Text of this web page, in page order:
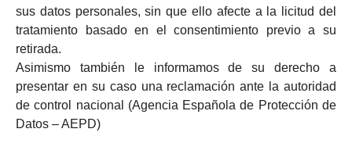
sus datos personales, sin que ello afecte a la licitud del
tratamiento basado en el consentimiento previo a su
retirada.
Asimismo también le informamos de su derecho a
presentar en su caso una reclamación ante la autoridad
de control nacional (Agencia Española de Protección de
Datos – AEPD)